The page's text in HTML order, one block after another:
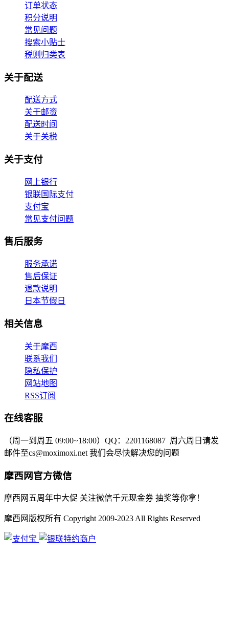
订单状态
积分说明
常见问题
搜索小贴士
税则归类表
关于配送
配送方式
关于邮资
配送时间
关于关税
关于支付
网上银行
银联国际支付
支付宝
常见支付问题
售后服务
服务承诺
售后保证
退款说明
日本节假日
相关信息
关于摩西
联系我们
隐私保护
网站地图
RSS订阅
在线客服
（周一到周五 09:00~18:00） QQ：2201168087 周六周日请发
邮件至cs@moximoxi.net 我们会尽快解决您的问题
摩西网官方微信
摩西网五周年中大促 关注微信千元现金券 抽奖等你拿！
摩西网版权所有 Copyright 2009-2023 All Rights Reserved